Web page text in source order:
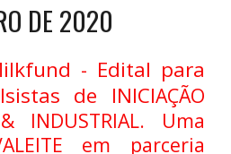
DE 2020
- Edital para
de INICIAÇÃO
& INDUSTRIAL. Uma
em parceria